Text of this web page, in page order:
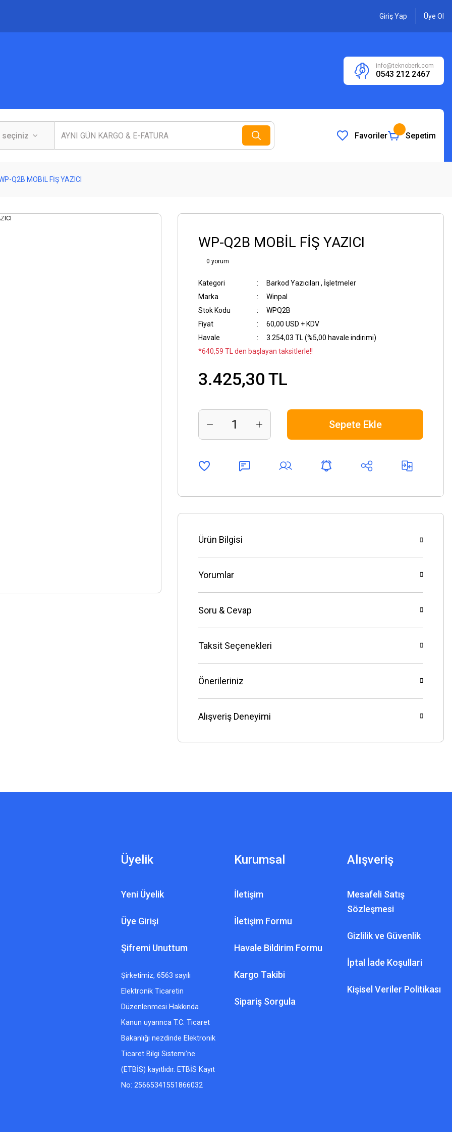
Giriş Yap Üye Ol
info@teknoberk.com
0543 212 2467
Favoriler Sepetim
Q2B MOBİL FİŞ YAZICI
WP-Q2B MOBİL FİŞ YAZICI
0 yorum
Kategori Barkod Yazıcıları , İşletmeler
Marka
Winpal
Stok Kodu
WPQ2B
Fiyat
60,00 USD + KDV
Havale
3.254,03 TL (%5,00 havale indirimi)
*640,59 TL den başlayan taksitlerle!!
3.425,30 TL
Sepete Ekle
Ürün Bilgisi
Yorumlar
Soru & Cevap
Taksit Seçenekleri
Önerileriniz
Alışveriş Deneyimi
Üyelik
Yeni Üyelik
Üye Girişi
Şifremi Unuttum
Şirketimiz, 6563 sayılı
Elektronik Ticaretin
Düzenlenmesi Hakkında
Kanun uyarınca T.C. Ticaret
Bakanlığı nezdinde Elektronik
Ticaret Bilgi Sistemi’ne
(ETBİS) kayıtlıdır. ETBİS Kayıt
No: 25665341551866032
Kurumsal
İletişim
İletişim Formu
Havale Bildirim Formu
Kargo Takibi
Sipariş Sorgula
Alışveriş
Mesafeli Satış
Sözleşmesi
Gizlilik ve Güvenlik
İptal İade Koşullari
Kişisel Veriler Politikası